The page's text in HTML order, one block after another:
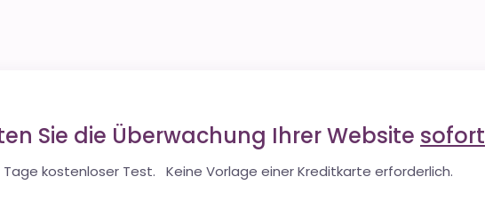
Sie die Überwachung Ihrer Website sofort
Tage kostenloser Test. Keine Vorlage einer Kreditkarte erforderlich.